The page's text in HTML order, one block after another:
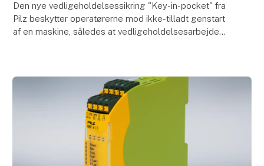
Den nye vedligeholdelsessikring "Key-in-pocket" fra
Pilz beskytter operatørerne mod ikke-tilladt genstart
af en maskine, således at vedligeholdelsesarbejde